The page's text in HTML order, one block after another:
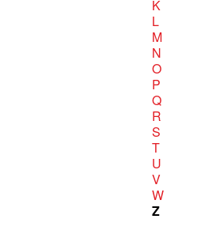
K
L
M
N
O
P
Q
R
S
T
U
V
W
Z